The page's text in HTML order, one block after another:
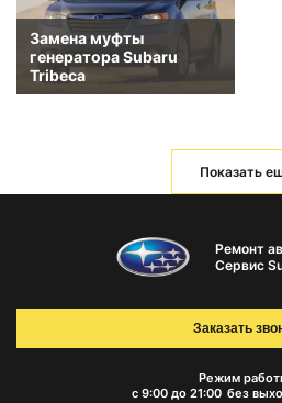
Замена муфты
генератора Subaru
Tribeca
Показать
Ремонт
Сервис
Режим
с 9:00 до 21:00 без
Заказать